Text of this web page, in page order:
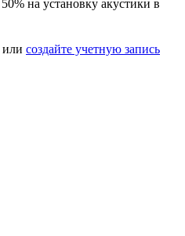
50% на установку акустики в
или создайте учетную запись